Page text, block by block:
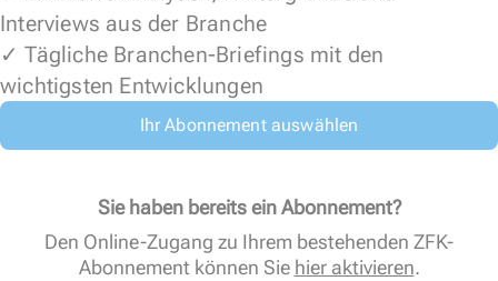
Interviews aus der Branche
✓ Tägliche Branchen-Briefings mit den
wichtigsten Entwicklungen
Ihr Abonnement auswählen
Sie haben bereits ein Abonnement?
Den Online-Zugang zu Ihrem bestehenden ZFK-
Abonnement können Sie hier aktivieren.